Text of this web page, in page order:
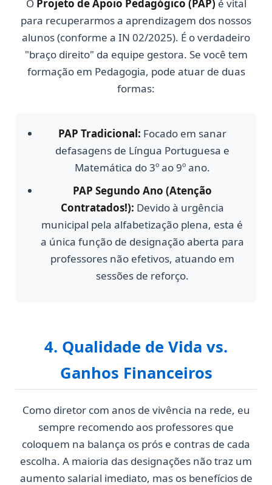
O Projeto de Apoio Pedagógico (PAP) é vital
para recuperarmos a aprendizagem dos nossos
alunos (conforme a IN 02/2025). É o verdadeiro
"braço direito" da equipe gestora. Se você tem
formação em Pedagogia, pode atuar de duas
formas:
PAP Tradicional: Focado em sanar
defasagens de Língua Portuguesa e
Matemática do 3º ao 9º ano.
PAP Segundo Ano (Atenção
Contratados!): Devido à urgência
municipal pela alfabetização plena, esta é
a única função de designação aberta para
professores não efetivos, atuando em
sessões de reforço.
4. Qualidade de Vida vs.
Ganhos Financeiros
Como diretor com anos de vivência na rede, eu
sempre recomendo aos professores que
coloquem na balança os prós e contras de cada
escolha. A maioria das designações não traz um
aumento salarial imediato, mas os benefícios de